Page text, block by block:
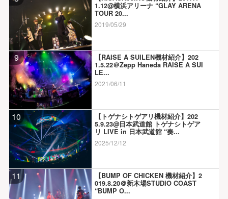
1.12@横浜アリーナ “GLAY ARENA
TOUR 20...
2019/05/29
9
【RAISE A SUILEN機材紹介】202
1.5.22＠Zepp Haneda RAISE A SUI
LE...
2021/06/11
10
【トゲナシトゲアリ機材紹介】202
5.9.23@日本武道館 トゲナシトゲア
リ LIVE in 日本武道館 “奏...
2025/12/12
11
【BUMP OF CHICKEN 機材紹介】2
019.8.20＠新木場STUDIO COAST
“BUMP O...